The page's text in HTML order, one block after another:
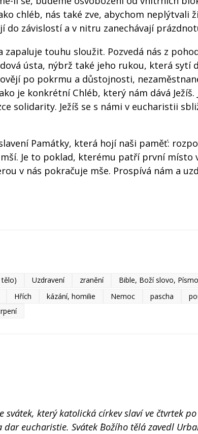
chléb, nás také zve, abychom neplýtvali
závislostí a v nitru zanechávají
zapaluje touhu sloužit. Pozvedá nás z
ústa, nýbrž také jeho rukou, která sytí
po pokrmu a důstojnosti,
je konkrétní Chléb, který nám dává Ježíš.
solidarity. Ježíš se s námi v eucharistii
Památky, která hojí naši paměť:
Je to poklad, kterému patří první místo
v nás pokračuje mše. Prospívá nám a
tělo) Uzdravení zranění Bible, Boží slovo,
Hřích kázání, homilie Nemoc pascha
svátek, který katolická církev slaví ve čtvrtek
eucharistie. Svátek ´Božího těla´ zavedl